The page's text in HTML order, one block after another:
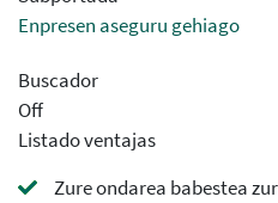
Enpresen aseguru gehiago
Buscador
Off
Listado ventajas
Zure ondarea babestea